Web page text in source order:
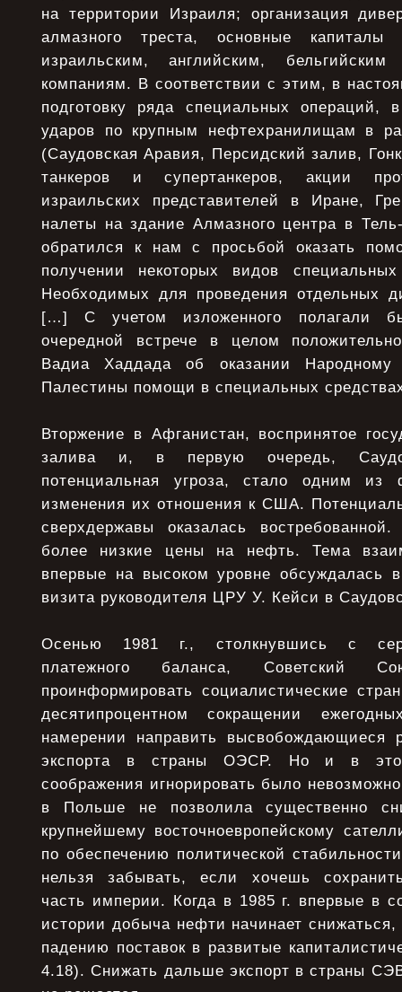
на территории Израиля; организация
алмазного треста, основные капиталы
израильским, английским, бельгийским
компаниям. В соответствии с этим, в
подготовку ряда специальных операций,
ударов по крупным нефтехранилищам в
(Саудовская Аравия, Персидский залив,
танкеров и супертанкеров, акции
израильских представителей в Иране,
налеты на здание Алмазного центра в
обратился к нам с просьбой оказать
получении некоторых видов
Необходимых для проведения отдельных
[…] С учетом изложенного полагали
очередной встрече в целом
Вадиа Хаддада об оказании Народному
Палестины помощи в специальных
Вторжение в Афганистан, воспринятое
залива и, в первую очередь,
потенциальная угроза, стало одним из
изменения их отношения к США.
сверхдержавы оказалась
более низкие цены на нефть. Тема
впервые на высоком уровне обсуждалась
визита руководителя ЦРУ У. Кейси в
Осенью 1981 г., столкнувшись с
платежного баланса, Советский
проинформировать социалистические
десятипроцентном сокращении
намерении направить высвобождающиеся
экспорта в страны ОЭСР. Но и в это
соображения игнорировать было
в Польше не позволила существенно
крупнейшему восточноевропейскому
по обеспечению политической
нельзя забывать, если хочешь
часть империи. Когда в 1985 г. впервые в
истории добыча нефти начинает снижаться,
падению поставок в развитые
4.18). Снижать дальше экспорт в страны СЭВ